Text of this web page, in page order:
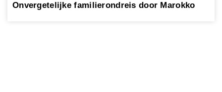
Onvergetelijke familierondreis door Marokko